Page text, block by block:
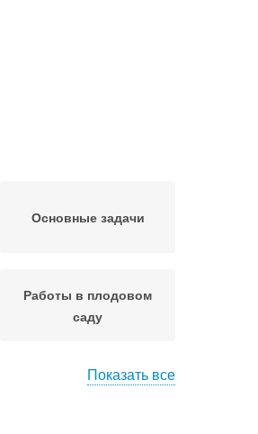
Основные задачи
Работы в плодовом
саду
Показать все